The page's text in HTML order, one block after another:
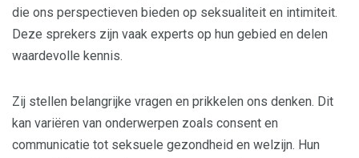
die ons perspectieven bieden op seksualiteit en intimiteit.
Deze sprekers zijn vaak experts op hun gebied en delen
waardevolle kennis.
Zij stellen belangrijke vragen en prikkelen ons denken. Dit
kan variëren van onderwerpen zoals consent en
communicatie tot seksuele gezondheid en welzijn. Hun